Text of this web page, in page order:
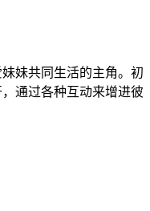
妹共同生活的主角。初
通过各种互动来增进彼